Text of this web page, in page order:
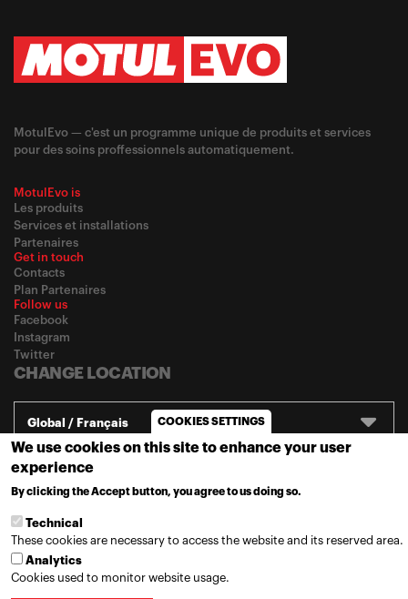
MotulEvo — c'est un programme unique de produits et services
pour des soins proffessionnels automatiquement.
MotulEvo is
Les produits
Services et installations
Partenaires
Get in touch
Contacts
Plan Partenaires
Follow us
Facebook
Instagram
Twitter
CHANGE LOCATION
Global / Français COOKIES SETTINGS
We use cookies on this site to enhance your user
experience
By clicking the Accept button, you agree to us doing so.
Technical
These cookies are necessary to access the website and its reserved area.
Analytics
Cookies used to monitor website usage.